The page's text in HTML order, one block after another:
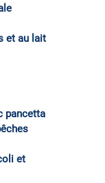
et au lait
pancetta
et